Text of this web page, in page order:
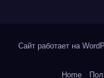
Сайт работает на
Home